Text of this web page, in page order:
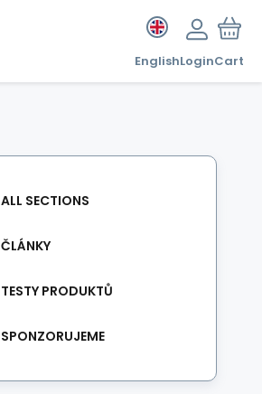
EnglishLoginCart
ALL SECTIONS
ČLÁNKY
TESTY PRODUKTŮ
SPONZORUJEME